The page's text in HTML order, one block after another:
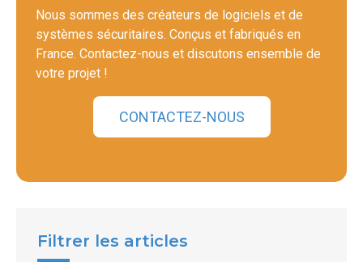
Nous sommes des créateurs de logiciels et de
systèmes sécuritaires. Conçus et fabriqués en
France. Contactez-nous et discutons ensemble de
votre projet !
CONTACTEZ-NOUS
Filtrer les articles